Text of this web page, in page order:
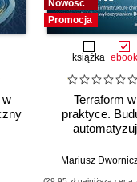
w
Nowość
Promocja
książka ebook
Terraform w
praktyce.
automatyzuj
chmurową
Mariusz